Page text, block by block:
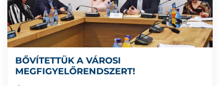
BŐVÍTETTÜK A VÁROSI
MEGFIGYELŐRENDSZERT!